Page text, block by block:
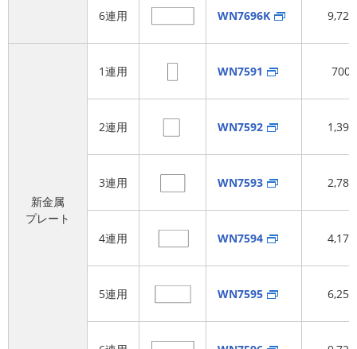
6連用 WN7696K
新金属
プレート
1連用 WN7591 700
2連用 WN7592
3連用 WN7593
4連用 WN7594
5連用 WN7595